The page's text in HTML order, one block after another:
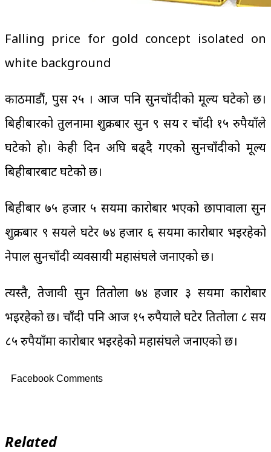
Falling price for gold concept isolated on
white background
काठमाडौं, पुस २५ । आज पनि सुनचाँदीको मूल्य घटेको छ।
बिहीबारको तुलनामा शुक्रबार सुन ९ सय र चाँदी १५ रुपैयाँले
घटेको हो। केही दिन अघि बढ्दै गएको सुनचाँदीको मूल्य
बिहीबारबाट घटेको छ।
बिहीबार ७५ हजार ५ सयमा कारोबार भएको छापावाला सुन
शुक्रबार ९ सयले घटेर ७४ हजार ६ सयमा कारोबार भइरहेको
नेपाल सुनचाँदी व्यवसायी महासंघले जनाएको छ।
त्यस्तै, तेजावी सुन प्रतितोला ७४ हजार ३ सयमा कारोबार
भइरहेको छ। चाँदी पनि आज १५ रुपैयाले घटेर प्रतितोला ८ सय
८५ रुपैयाँमा कारोबार भइरहेको महासंघले जनाएको छ।
Facebook Comments
Related